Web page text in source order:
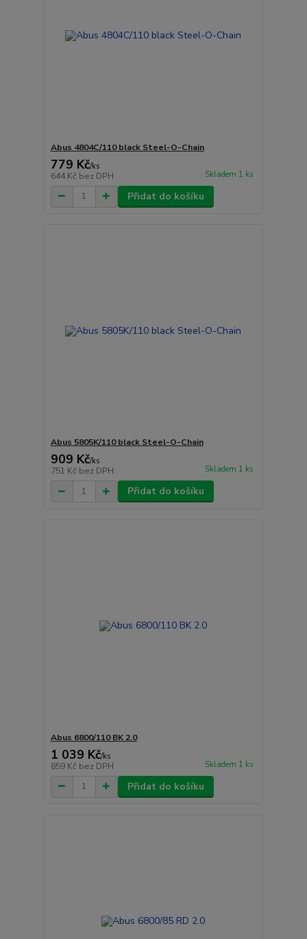
Abus 4804C/110 black Steel-O-Chain
779 Kč/ks
644 Kč bez DPH Skladem 1 ks
Přidat do košíku
Abus 5805K/110 black Steel-O-Chain
909 Kč/ks
751 Kč bez DPH Skladem 1 ks
Přidat do košíku
Abus 6800/110 BK 2.0
1 039 Kč/ks
859 Kč bez DPH Skladem 1 ks
Přidat do košíku